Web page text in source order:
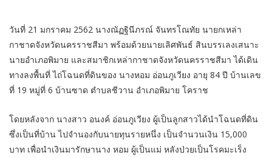
วันที่ 21 มกราคม 2562 นางณัฏฐินีภรณ์ จันทรโณทัย นายกเหล่า
กาชาดจังหวัดนครราชสีมา พร้อมด้วยนายเลิศพันธ์ สินบรรเลงเสนาะ
นายอำเภอพิมาย และสมาชิกเหล่ากาชาดจังหวัดนครราชสีมา ได้เดิน
ทางลงพื้นที่ ไถ่โฉนดที่ดินของ นางหอม อ่อนภูเวียง อายุ 84 ปี บ้านเลข
ที่ 19 หมู่ที่ 6 บ้านซาด ตำบลชีวาน อำเภอพิมาย โคราช
โดยหลังจาก นางสาว อนงค์ อ่อนภูเวียง ผู้เป็นลูกสาวได้นำโฉนดที่ดิน
ซึ่งเป็นที่บ้าน ไปจำนองกับนายทุนรายหนึ่ง เป็นจำนวนเงิน 15,000
บาท เพื่อนำเงินมารักษานาง หอม ผู้เป็นแม่ หลังป่วยเป็นโรคมะเร็ง